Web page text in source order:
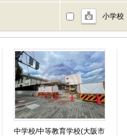
小学校
中学校/中等教育学校(大阪市